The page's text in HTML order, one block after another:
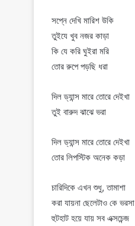
সপ্নে দেখি মারিশ উকি
তুইযে খুব নজর কাড়া
কি যে করি ঘুইরা মরি
তোর রুপে পড়ছি ধরা
দিল ড্যান্স মারে তোরে দেইখা
তুই বারুদ ঝাঝে ভরা
দিল ড্যান্স মারে তোরে দেইখা
তোর লিপস্টিক অনেক কড়া
চারিদিকে এখন শুধু, তামাশা
করা যায়না ছেলেটাও কে ভরসা
হুটহাট হয়ে যায় সব এক্সচেন্জ